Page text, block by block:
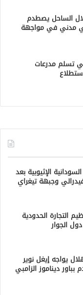
الساحل يصطدم
مدني في مواجهة
تسلم مدرعات
الإثيوبية بعد
وجبهة تيغراي
التجارة الحدودية
الجوار
يواجه إيغل نوير
ديناموز الزامبي